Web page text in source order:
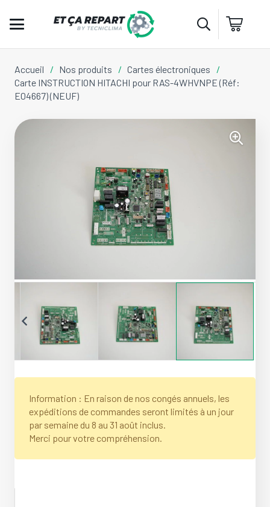
Accueil / Nos produits / Cartes électroniques
/
Carte INSTRUCTION HITACHI pour RAS-4WHVNPE (Réf:
E04667) (NEUF)
Information : En raison de nos congés annuels, les
expéditions de commandes seront limités à un jour
par semaine du 8 au 31 août inclus.
Merci pour votre compréhension.